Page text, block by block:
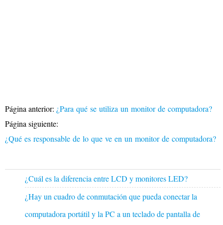
Página anterior: ¿Para qué se utiliza un monitor de computadora?
Página siguiente:
¿Qué es responsable de lo que ve en un monitor de computadora?
¿Cuál es la diferencia entre LCD y monitores LED?
¿Hay un cuadro de conmutación que pueda conectar la
computadora portátil y la PC a un teclado de pantalla de